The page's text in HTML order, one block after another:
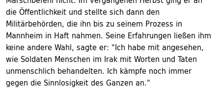
die Öffentlichkeit und stellte sich dann den
Militärbehörden, die ihn bis zu seinem Prozess in
Mannheim in Haft nahmen. Seine Erfahrungen ließen ihm
keine andere Wahl, sagte er: "Ich habe mit angesehen,
wie Soldaten Menschen im Irak mit Worten und Taten
unmenschlich behandelten. Ich kämpfe noch immer
gegen die Sinnlosigkeit des Ganzen an."